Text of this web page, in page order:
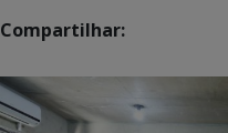
Compartilhar: